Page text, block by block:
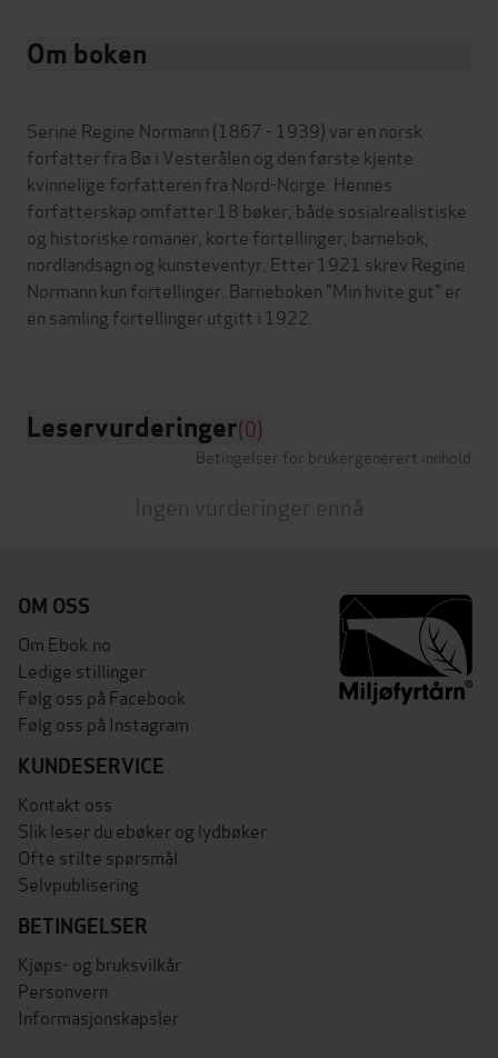
Om boken
Serine Regine Normann (1867 - 1939) var en norsk
forfatter fra Bø i Vesterålen og den første kjente
kvinnelige forfatteren fra Nord-Norge. Hennes
forfatterskap omfatter 18 bøker, både sosialrealistiske
og historiske romaner, korte fortellinger, barnebok,
nordlandsagn og kunsteventyr. Etter 1921 skrev Regine
Normann kun fortellinger. Barneboken "Min hvite gut" er
en samling fortellinger utgitt i 1922.
Leservurderinger(0)
Betingelser for brukergenerert innhold
Ingen vurderinger ennå
OM OSS
Om Ebok.no
Ledige stillinger
Følg oss på Facebook
Følg oss på Instagram
KUNDESERVICE
Kontakt oss
Slik leser du ebøker og lydbøker
Ofte stilte spørsmål
Selvpublisering
BETINGELSER
Kjøps- og bruksvilkår
Personvern
Informasjonskapsler